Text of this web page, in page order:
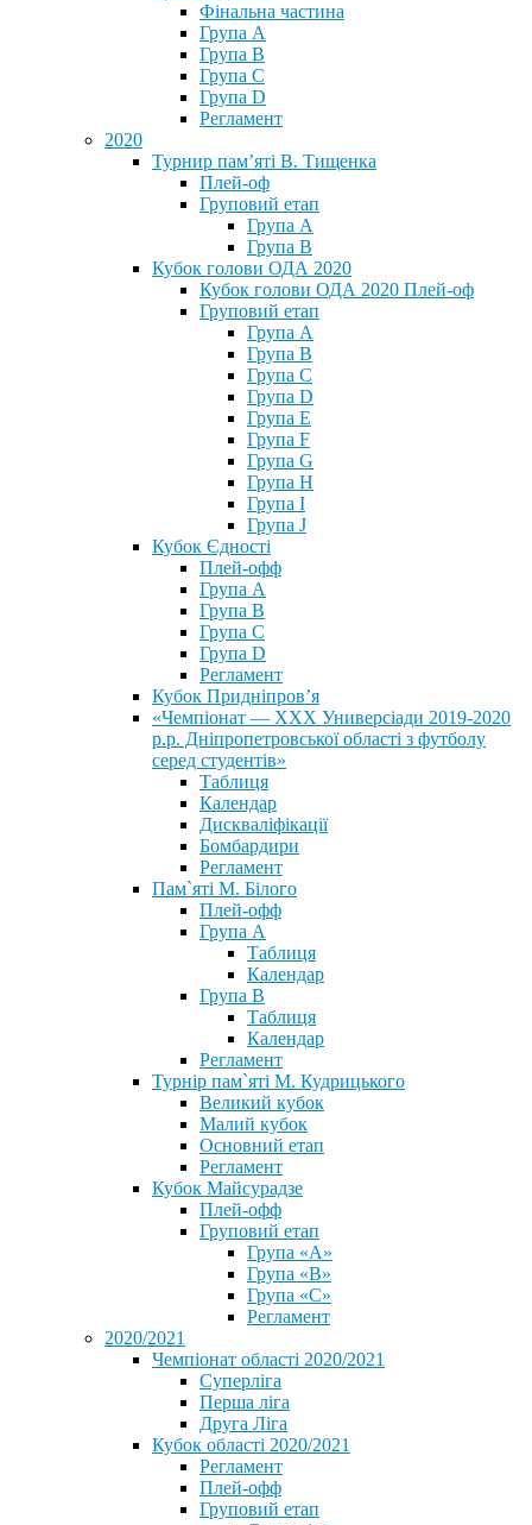
Фінальна частина
Група А
Група В
Група С
Група D
Регламент
2020
Турнир пам’яті В. Тищенка
Плей-оф
Груповий етап
Група А
Група В
Кубок голови ОДА 2020
Кубок голови ОДА 2020 Плей-оф
Груповий етап
Група A
Група B
Група C
Група D
Група E
Група F
Група G
Група H
Група I
Група J
Кубок Єдності
Плей-офф
Група А
Група В
Група С
Група D
Регламент
Кубок Придніпров’я
«Чемпіонат — ХХХ Универсіади 2019-2020
р.р. Дніпропетровської області з футболу
серед студентів»
Таблиця
Календар
Дискваліфікації
Бомбардири
Регламент
Пам`яті М. Білого
Плей-офф
Група А
Таблиця
Календар
Група В
Таблиця
Календар
Регламент
Турнір пам`яті М. Кудрицького
Великий кубок
Малий кубок
Основний етап
Регламент
Кубок Майсурадзе
Плей-офф
Груповий етап
Група «А»
Група «B»
Група «C»
Регламент
2020/2021
Чемпіонат області 2020/2021
Суперліга
Перша ліга
Друга Ліга
Кубок області 2020/2021
Регламент
Плей-офф
Груповий етап